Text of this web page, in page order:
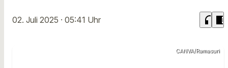
02. Juli 2025 · 05:41 Uhr headphones chrome_reader_mode
CANVA/Ramasuri